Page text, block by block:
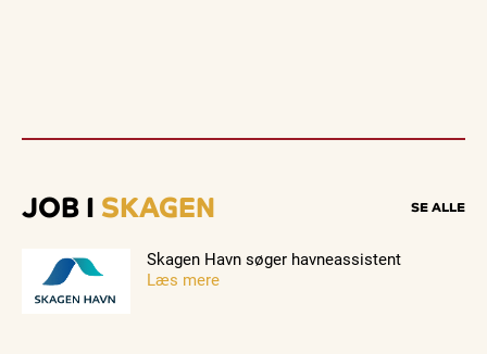
JOB I SKAGEN SE ALLE
Skagen Havn søger havneassistent
Læs mere